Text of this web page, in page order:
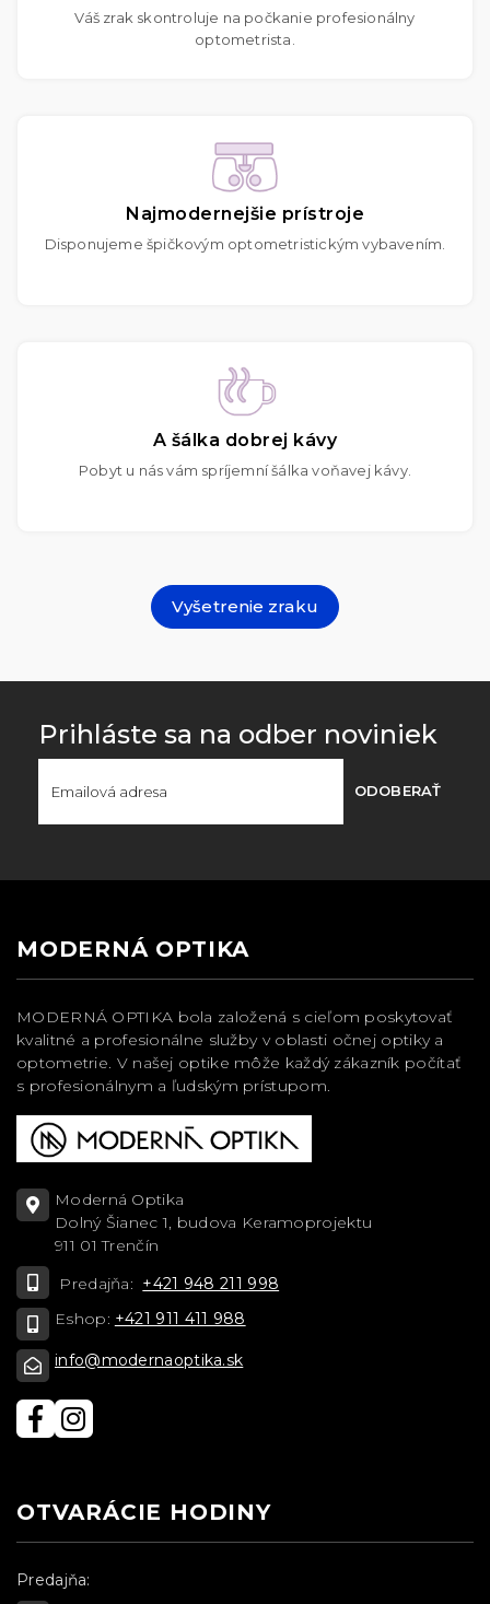
Váš zrak skontroluje na počkanie profesionálny
optometrista.
Najmodernejšie prístroje
Disponujeme špičkovým optometristickým vybavením.
A šálka dobrej kávy
Pobyt u nás vám spríjemní šálka voňavej kávy.
Vyšetrenie zraku
Prihláste sa na odber noviniek
ODOBERAŤ
MODERNÁ OPTIKA
MODERNÁ OPTIKA bola založená s cieľom poskytovať
kvalitné a profesionálne služby v oblasti očnej optiky a
optometrie. V našej optike môže každý zákazník počítať
s profesionálnym a ľudským prístupom.
Moderná Optika
Dolný Šianec 1, budova Keramoprojektu
911 01 Trenčín
Predajňa: +421 948 211 998
Eshop: +421 911 411 988
info@modernaoptika.sk
OTVARÁCIE HODINY
Predajňa: